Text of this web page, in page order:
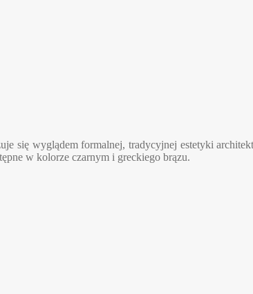
się wyglądem formalnej, tradycyjnej estetyki
w kolorze czarnym i greckiego brązu.